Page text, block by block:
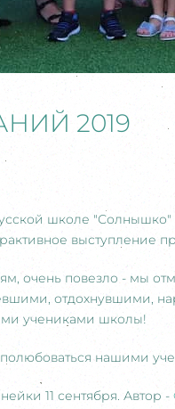
2019
школе
выступление
очень повезло - мы
отдохнувшими,
учениками школы!
нашими
11 сентября. Автор -